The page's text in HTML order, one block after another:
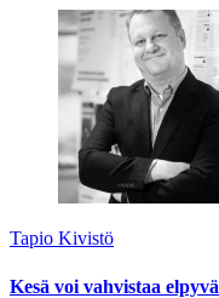
Tapio Kivistö
Kesä voi vahvistaa